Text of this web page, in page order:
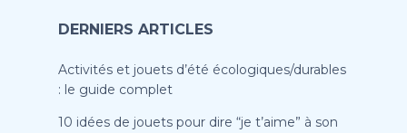
DERNIERS ARTICLES
Activités et jouets d’été écologiques/durables
: le guide complet
10 idées de jouets pour dire “je t’aime” à son